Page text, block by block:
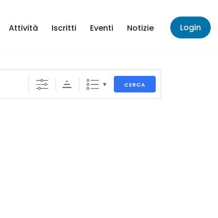
Attività Iscritti Eventi Notizie Login
CERCA